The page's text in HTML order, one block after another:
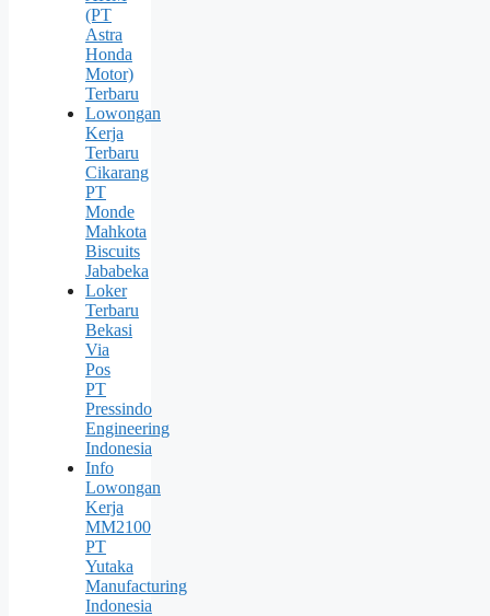
(PT
Astra
Honda
Motor)
Terbaru
Lowongan
Kerja
Terbaru
Cikarang
PT
Monde
Mahkota
Biscuits
Jababeka
Loker
Terbaru
Bekasi
Via
Pos
PT
Pressindo
Engineering
Indonesia
Info
Lowongan
Kerja
MM2100
PT
Yutaka
Manufacturing
Indonesia